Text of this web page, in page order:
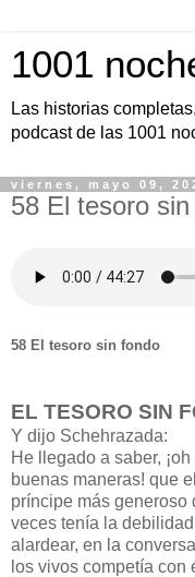
1001
Las historias
podcast de las 1001
viernes, mayo 09,
58 El tesoro
58 El tesoro sin fondo
EL TESORO SIN
Y dijo Schehrazada:
He llegado a saber,
buenas maneras! que
príncipe más generoso
veces tenía la
alardear, en la
los vivos competía con